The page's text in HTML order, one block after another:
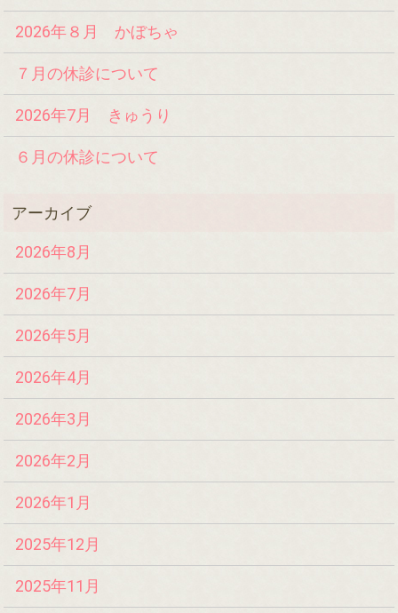
2026年８月 かぼちゃ
７月の休診について
2026年7月 きゅうり
６月の休診について
2026年8月
2026年7月
2026年5月
2026年4月
2026年3月
2026年2月
2026年1月
2025年12月
2025年11月